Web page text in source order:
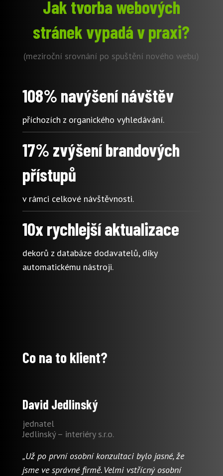
Jak tvorba webových
stránek vypadá v praxi?
(meziroční srovnání po spuštění nového webu)
108% navýšení návštěv
příchozích z organického vyhledávání.
17% zvýšení brandových
přístupů
v rámci celkové návštěvnosti.
10x rychlejší aktualizace
dekorů z databáze dodavatelů, díky
automatickému nástroji.
Co na to klient?
David Jedlinský
jednatel
Jedlinský – interiéry s.r.o.
„Už po první osobní konzultaci bylo jasné, že
jsme ve správné firmě. Velmi vstřícný osobní